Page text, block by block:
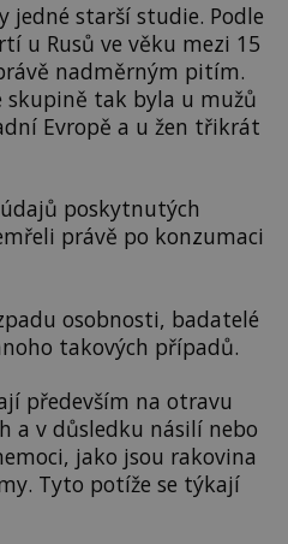
jedné starší studie. Podle
u Rusů ve věku mezi 15
nadměrným pitím.
tak byla u mužů
Evropě a u žen třikrát
poskytnutých
právě po konzumaci
osobnosti, badatelé
takových případů.
především na otravu
a v důsledku násilí nebo
jako jsou rakovina
Tyto potíže se týkají